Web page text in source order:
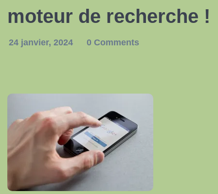
moteur de recherche !
24 janvier, 2024 0 Comments